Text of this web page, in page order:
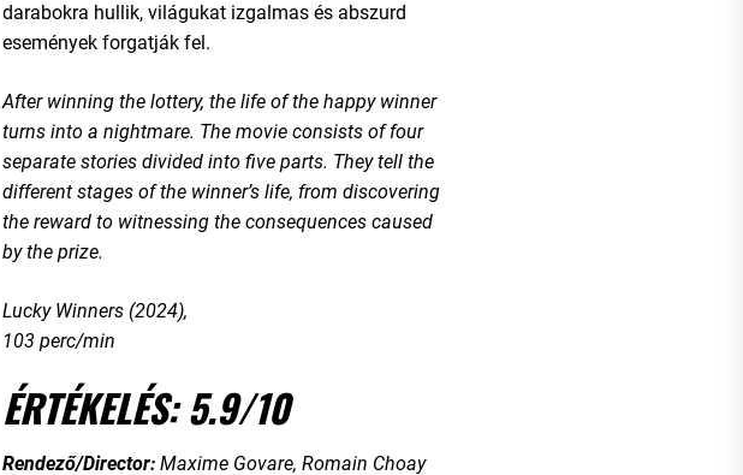
darabokra hullik, világukat izgalmas és abszurd
események forgatják fel.
After winning the lottery, the life of the happy winner
turns into a nightmare. The movie consists of four
separate stories divided into five parts. They tell the
different stages of the winner’s life, from discovering
the reward to witnessing the consequences caused
by the prize.
Lucky Winners (2024),
103 perc/min
ÉRTÉKELÉS: 5.9/10
Rendező/Director: Maxime Govare, Romain Choay